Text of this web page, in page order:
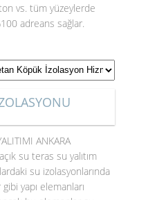
vs. tüm yüzeylerde
adreans sağlar.
ANKARA
su teras su yalıtım
su izolasyonlarında
yapı elemanları